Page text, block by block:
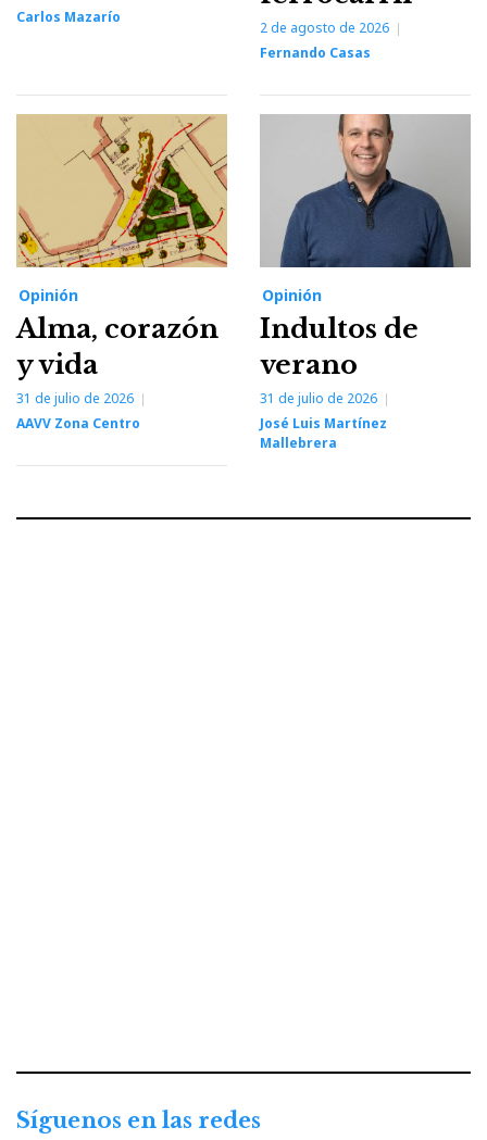
Carlos Mazarío
2 de agosto de 2026
Fernando Casas
Opinión
Alma, corazón
y vida
31 de julio de 2026
AAVV Zona Centro
Opinión
Indultos de
verano
31 de julio de 2026
José Luis Martínez
Mallebrera
Síguenos en las redes